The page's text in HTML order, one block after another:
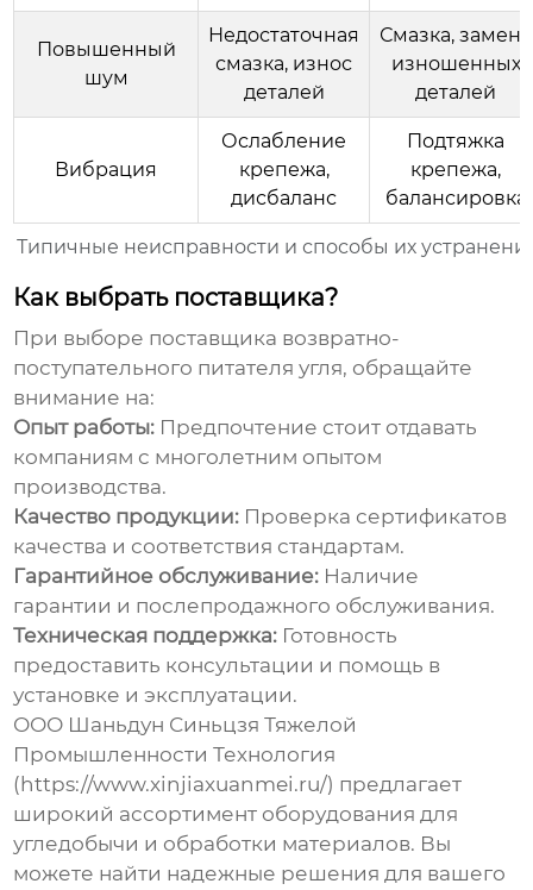
Типичные неисправности и способы их
Повышенный
шум
Недостаточная
смазка, износ
деталей
Смазка, замена
изношенных
деталей
Вибрация
Ослабление
крепежа,
дисбаланс
Подтяжка
крепежа,
балансировка
Как выбрать поставщика?
При выборе поставщика возвратно-
поступательного питателя угля, обращайте
внимание на:
Опыт работы: Предпочтение стоит отдавать
компаниям с многолетним опытом
производства.
Качество продукции: Проверка сертификатов
качества и соответствия стандартам.
Гарантийное обслуживание: Наличие
гарантии и послепродажного обслуживания.
Техническая поддержка: Готовность
предоставить консультации и помощь в
установке и эксплуатации.
ООО Шаньдун Синьцзя Тяжелой
Промышленности Технология
( https://www.xinjiaxuanmei.ru/) предлагает
широкий ассортимент оборудования для
угледобычи и обработки материалов. Вы
можете найти надежные решения для вашего